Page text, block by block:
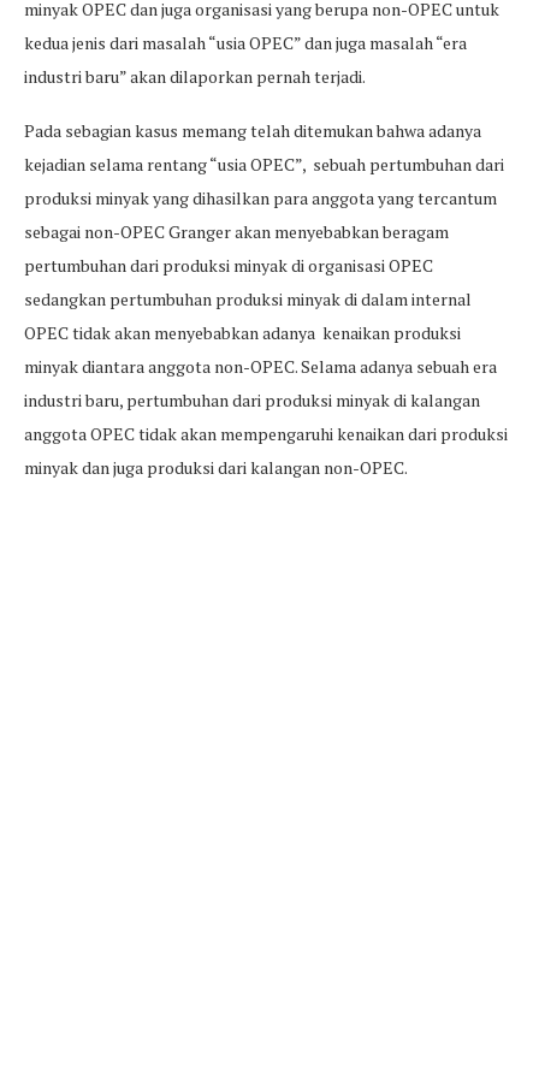
minyak OPEC dan juga organisasi yang berupa non-OPEC untuk
kedua jenis dari masalah “usia OPEC” dan juga masalah “era
industri baru” akan dilaporkan pernah terjadi.
Pada sebagian kasus memang telah ditemukan bahwa adanya
kejadian selama rentang “usia OPEC”, sebuah pertumbuhan dari
produksi minyak yang dihasilkan para anggota yang tercantum
sebagai non-OPEC Granger akan menyebabkan beragam
pertumbuhan dari produksi minyak di organisasi OPEC
sedangkan pertumbuhan produksi minyak di dalam internal
OPEC tidak akan menyebabkan adanya kenaikan produksi
minyak diantara anggota non-OPEC. Selama adanya sebuah era
industri baru, pertumbuhan dari produksi minyak di kalangan
anggota OPEC tidak akan mempengaruhi kenaikan dari produksi
minyak dan juga produksi dari kalangan non-OPEC.